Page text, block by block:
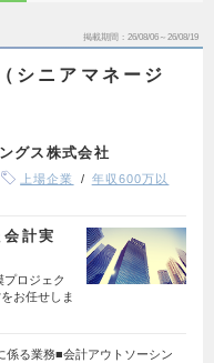
掲載期間 26/08/06～26/08/19
シニアマネージ
グス株式会社
上場企業
年収600万以
計実
プロジェク
お任せしま
係る業務■会計アウトソーシン